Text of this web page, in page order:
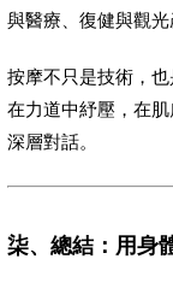
與醫療、復健與觀
按摩不只是技術，
在力道中紓壓，在
深層對話。
柒、總結：用身